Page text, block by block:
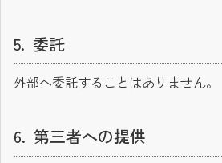
委託
外部へ委託することはありません。
第三者への提供